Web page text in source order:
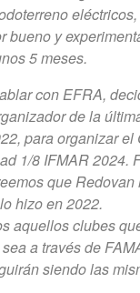
bueno y
5 meses.
con EFRA,
de la
para organizar el
1/8 IFMAR 2024.
que
hizo en 2022.
aquellos clubes
a través de
siendo las